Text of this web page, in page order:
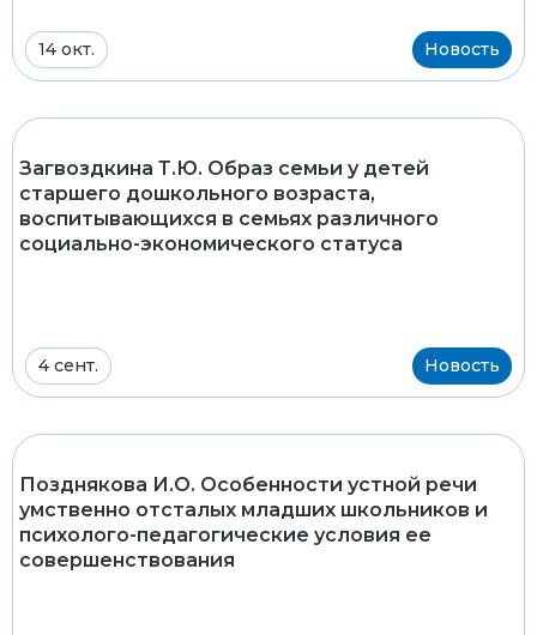
14 окт. Новость
Загвоздкина Т.Ю. Образ семьи у детей
старшего дошкольного возраста,
воспитывающихся в семьях различного
социально-экономического статуса
4 сент. Новость
Позднякова И.О. Особенности устной речи
умственно отсталых младших школьников и
психолого-педагогические условия ее
совершенствования